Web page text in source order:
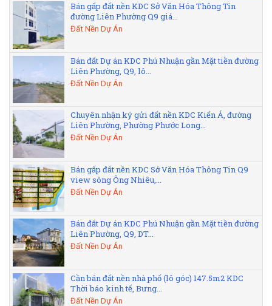
Bán gấp đất nền KDC Sở Văn Hóa Thông Tin
đường Liên Phường Q9 giá...
Đất Nền Dự Án
Bán đất Dự án KDC Phú Nhuận gần Mặt tiền đường
Liên Phường, Q9, lô...
Đất Nền Dự Án
Chuyên nhận ký gửi đất nền KDC Kiến Á, đường
Liên Phường, Phường Phước Long...
Đất Nền Dự Án
Bán gấp đất nền KDC Sở Văn Hóa Thông Tin Q9
view sông Ông Nhiêu,...
Đất Nền Dự Án
Bán đất Dự án KDC Phú Nhuận gần Mặt tiền đường
Liên Phường, Q9, DT...
Đất Nền Dự Án
Cần bán đất nền nhà phố (lô góc) 147.5m2 KDC
Thời báo kinh tế, Bưng...
Đất Nền Dự Án